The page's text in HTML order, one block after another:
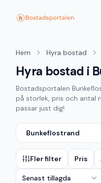
Hem Hyra bostad
Hyra bostad i
Bostadsportalen
på storlek, pris och
passar just dig!
Bunkeflostrand
Fler filter Pris
Senast tillagda